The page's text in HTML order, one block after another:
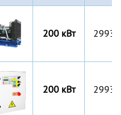
200 кВт
200 кВт